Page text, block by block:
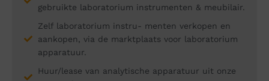
gebruikte laboratorium instrumenten & meubilair.
Zelf laboratorium instru- menten verkopen en
aankopen, via de marktplaats voor laboratorium
apparatuur.
Huur/lease van analytische apparatuur uit onze